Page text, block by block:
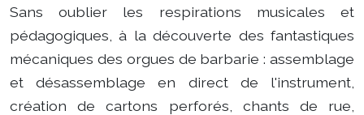
Sans oublier les respirations musicales et
pédagogiques, à la découverte des fantastiques
mécaniques des orgues de barbarie : assemblage
et désassemblage en direct de l'instrument,
création de cartons perforés, chants de rue,